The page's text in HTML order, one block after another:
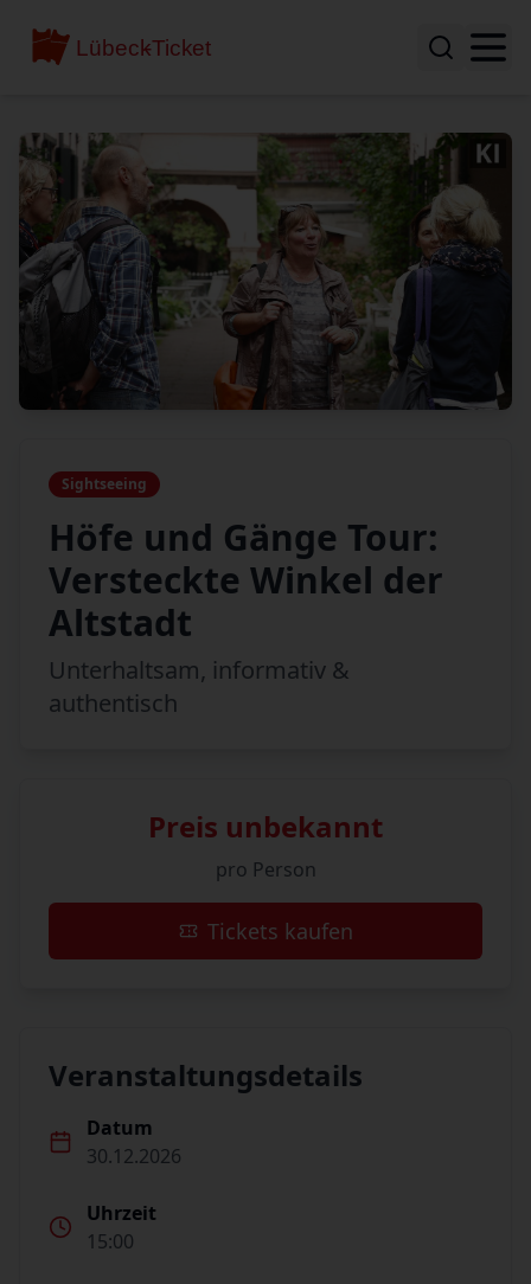
Sightseeing
Höfe und Gänge Tour:
Versteckte Winkel der
Altstadt
Unterhaltsam, informativ &
authentisch
Preis unbekannt
pro Person
Tickets kaufen
Veranstaltungsdetails
Datum
30.12.2026
Uhrzeit
15:00